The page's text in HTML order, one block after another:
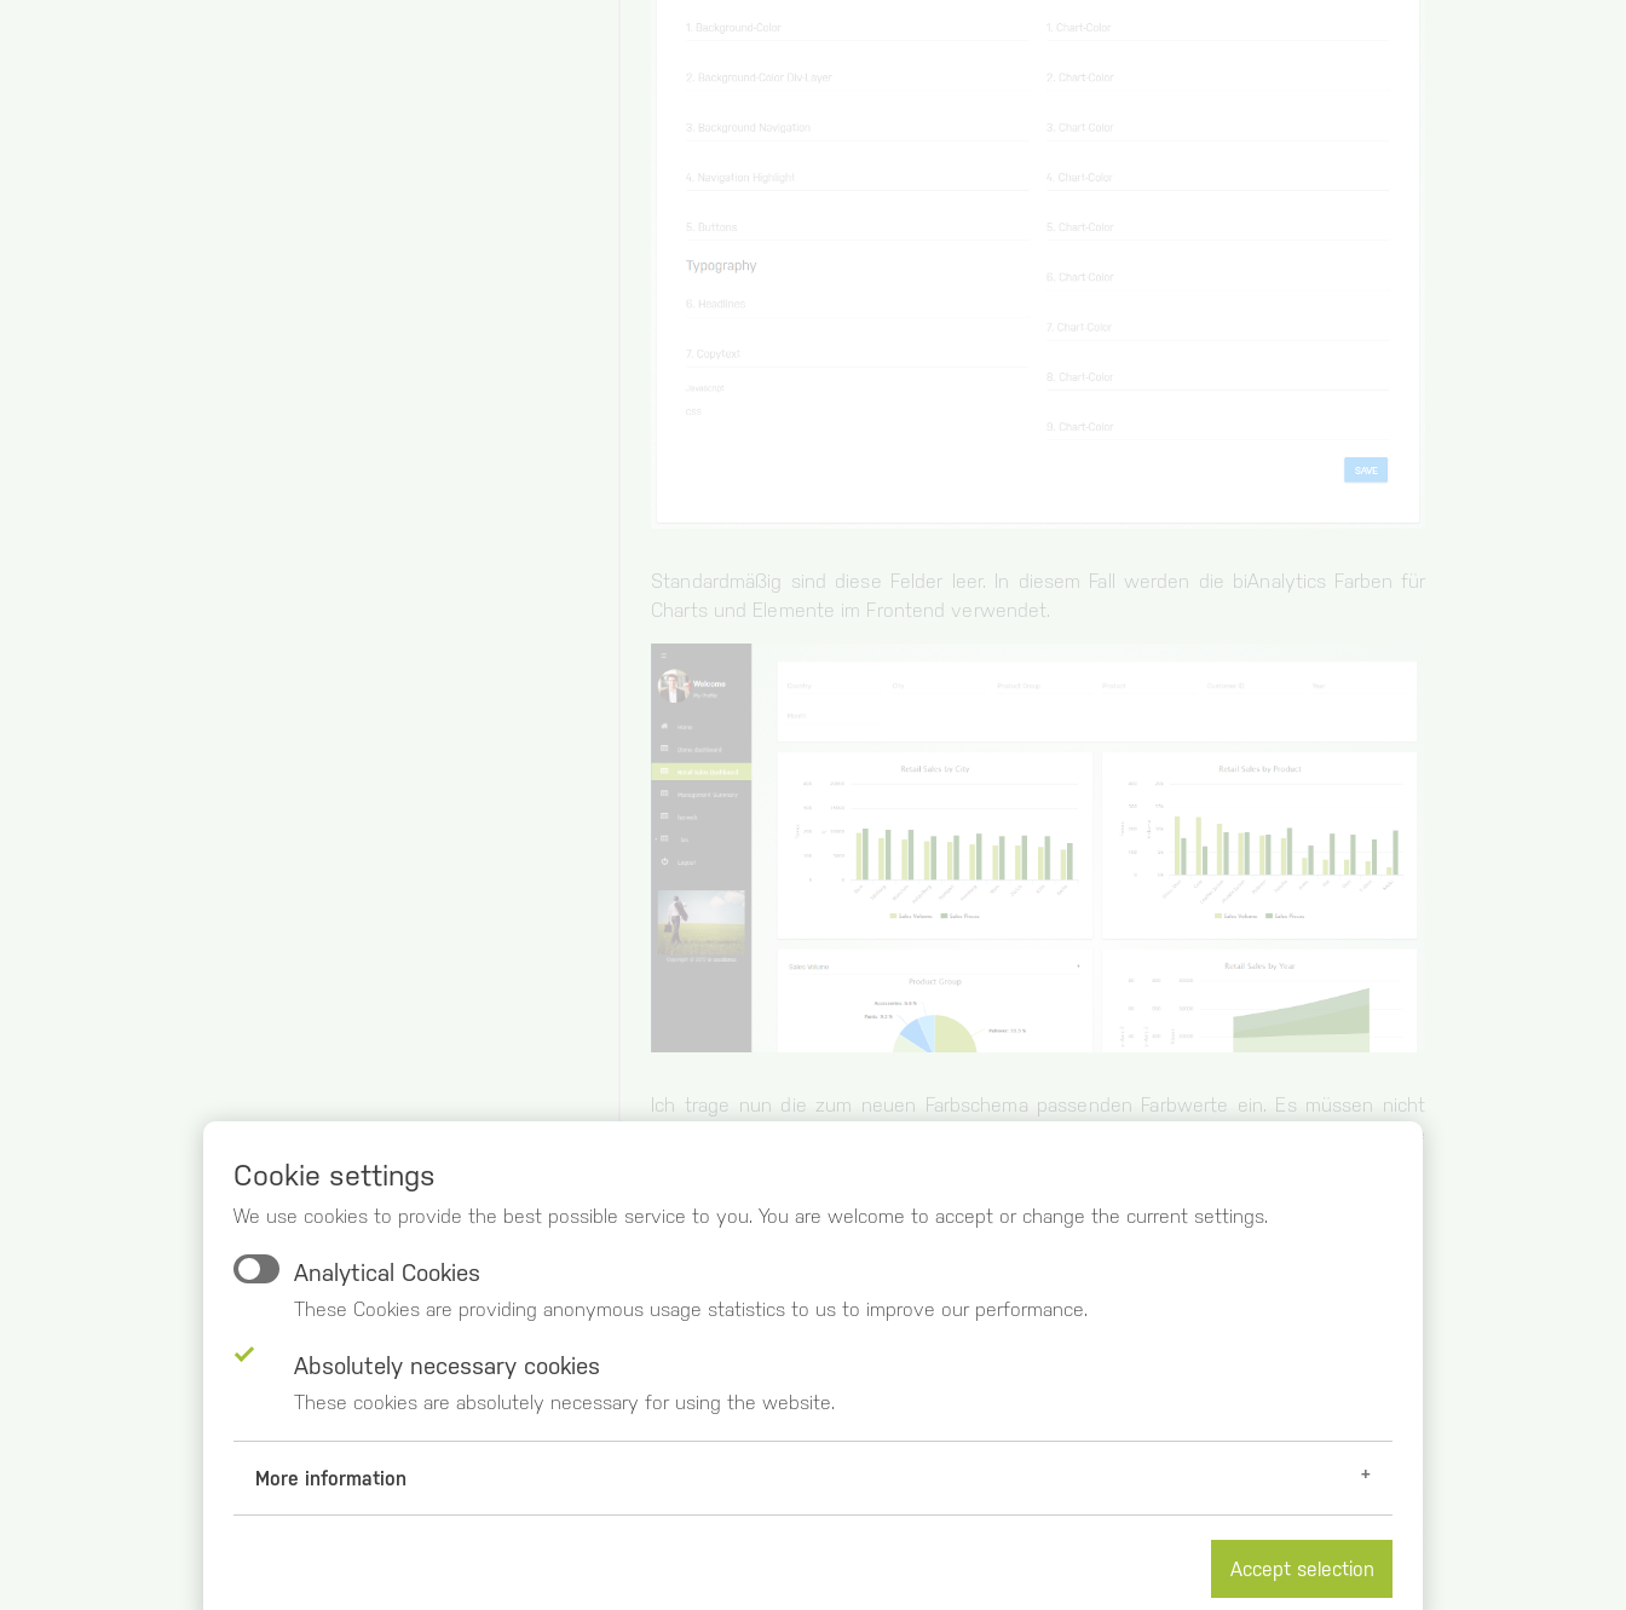
Standardmäßig sind diese Felder leer. In diesem Fall werden die biAnalytics Farben für
Charts und Elemente im Frontend verwendet.
Ich trage nun die zum neuen Farbschema passenden Farbwerte ein. Es müssen nicht
alle 9 Chart-Color Felder gefüllt werden. Werden beispielsweise nur 4 Farbwerte
Die wichtigsten Felder neben den Chartfarben sind
Background Navigation: Die Farbe der Seitennavigation
Background Highlight: Die Farbe des aktiven Navigationspunkts in der Seitennavigation
Cookie settings
We use cookies to provide the best possible service to you. You are welcome to accept or change the current settings.
Analytical Cookies
These Cookies are providing anonymous usage statistics to us to improve our performance.
Absolutely necessary cookies
These cookies are absolutely necessary for using the website.
More information
Analytical Cookies
These cookies register usage data. You can get further information at
Accept selection